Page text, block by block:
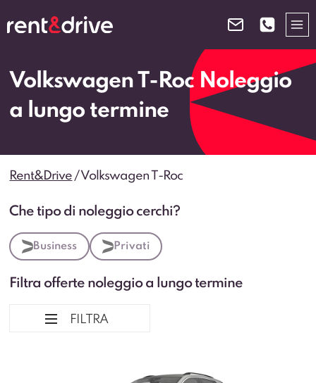
al
Volkswagen T-Roc Noleggio
a lungo termine
Rent&Drive /Volkswagen T-Roc
Che tipo di noleggio cerchi?
Business Privati
Filtra offerte noleggio a lungo termine
FILTRA